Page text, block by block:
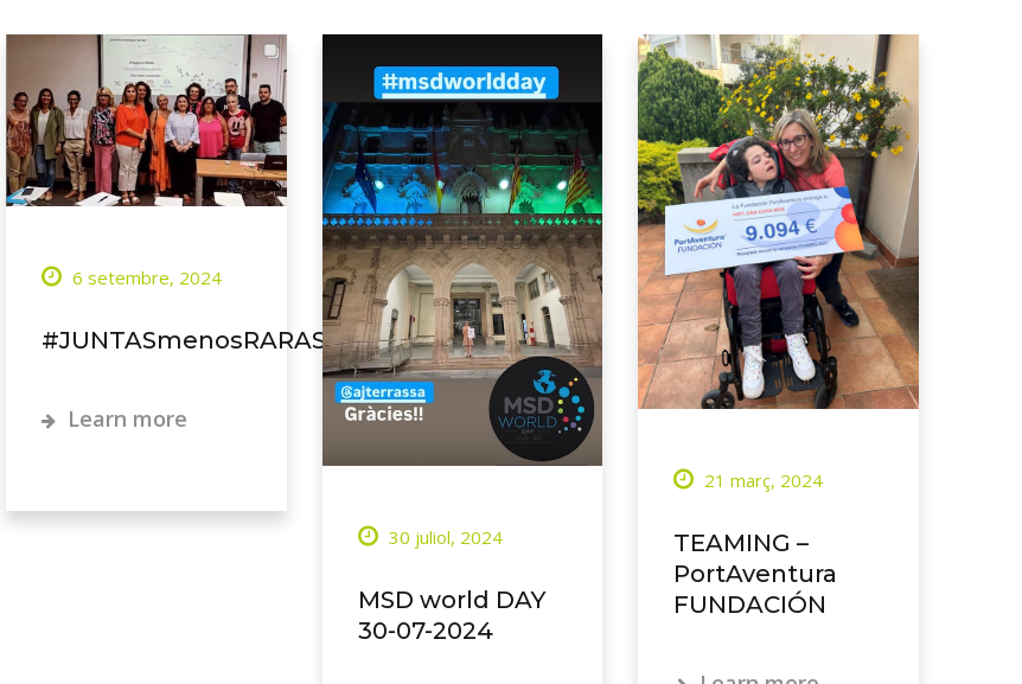
6 setembre, 2024
#JUNTASmenosRARAS
Learn more
30 juliol, 2024
MSD world DAY
30-07-2024
21 març, 2024
TEAMING –
PortAventura
FUNDACIÓN